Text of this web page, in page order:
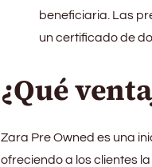
beneficiaria. Las
un certificado de
¿Qué
Zara Pre Owned es una
ofreciendo a los clientes